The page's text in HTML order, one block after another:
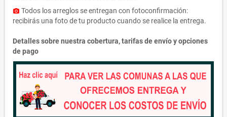
photo_camera Todos los arreglos se entregan con fotoconfirmación:
recibirás una foto de tu producto cuando se realice la entrega.
Detalles sobre nuestra cobertura, tarifas de envío y opciones
de pago